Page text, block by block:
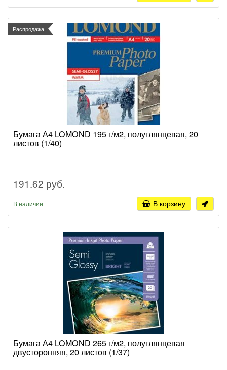
Распродажа
Бумага А4 LOMOND 195 г/м2, полуглянцевая, 20
листов (1/40)
191.62 руб.
В наличии В корзину
Бумага А4 LOMOND 265 г/м2, полуглянцевая
двусторонняя, 20 листов (1/37)